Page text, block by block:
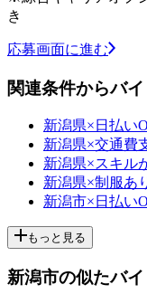
き
応募画面に進む
関連条件からバ
新潟県×日払い
新潟県×交通費
新潟県×スキル
新潟県×制服あ
新潟市×日払い
もっと見る
新潟市の似たバイ